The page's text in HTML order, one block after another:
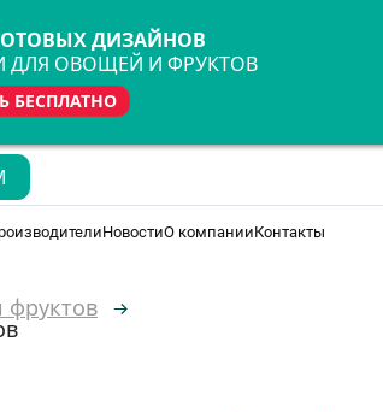
ДИЗАЙНОВ
ДЛЯ ОВОЩЕЙ И ФРУКТОВ
БЕСПЛАТНО
НовостиО компанииКонтакты
фруктов